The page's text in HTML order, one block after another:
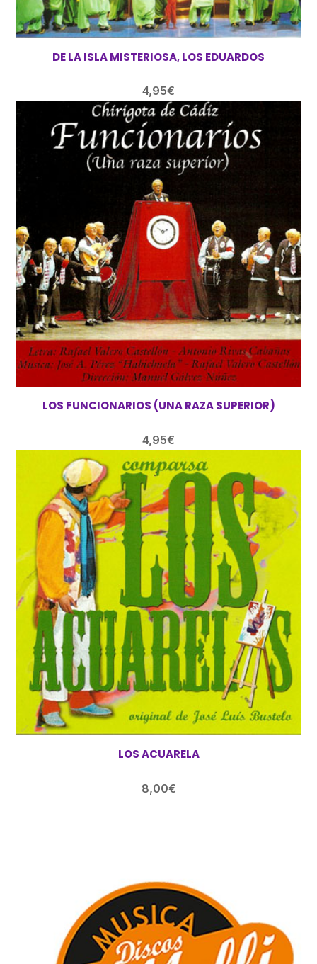
DE LA ISLA MISTERIOSA, LOS EDUARDOS
4,95€
LOS FUNCIONARIOS (UNA RAZA SUPERIOR)
4,95€
LOS ACUARELA
8,00€